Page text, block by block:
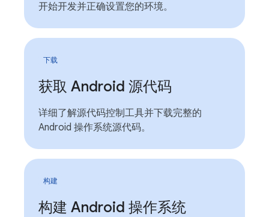
开始开发并正确设置您的环境。
下载
获取 Android 源代码
详细了解源代码控制工具并下载完整的
Android 操作系统源代码。
构建
构建 Android 操作系统